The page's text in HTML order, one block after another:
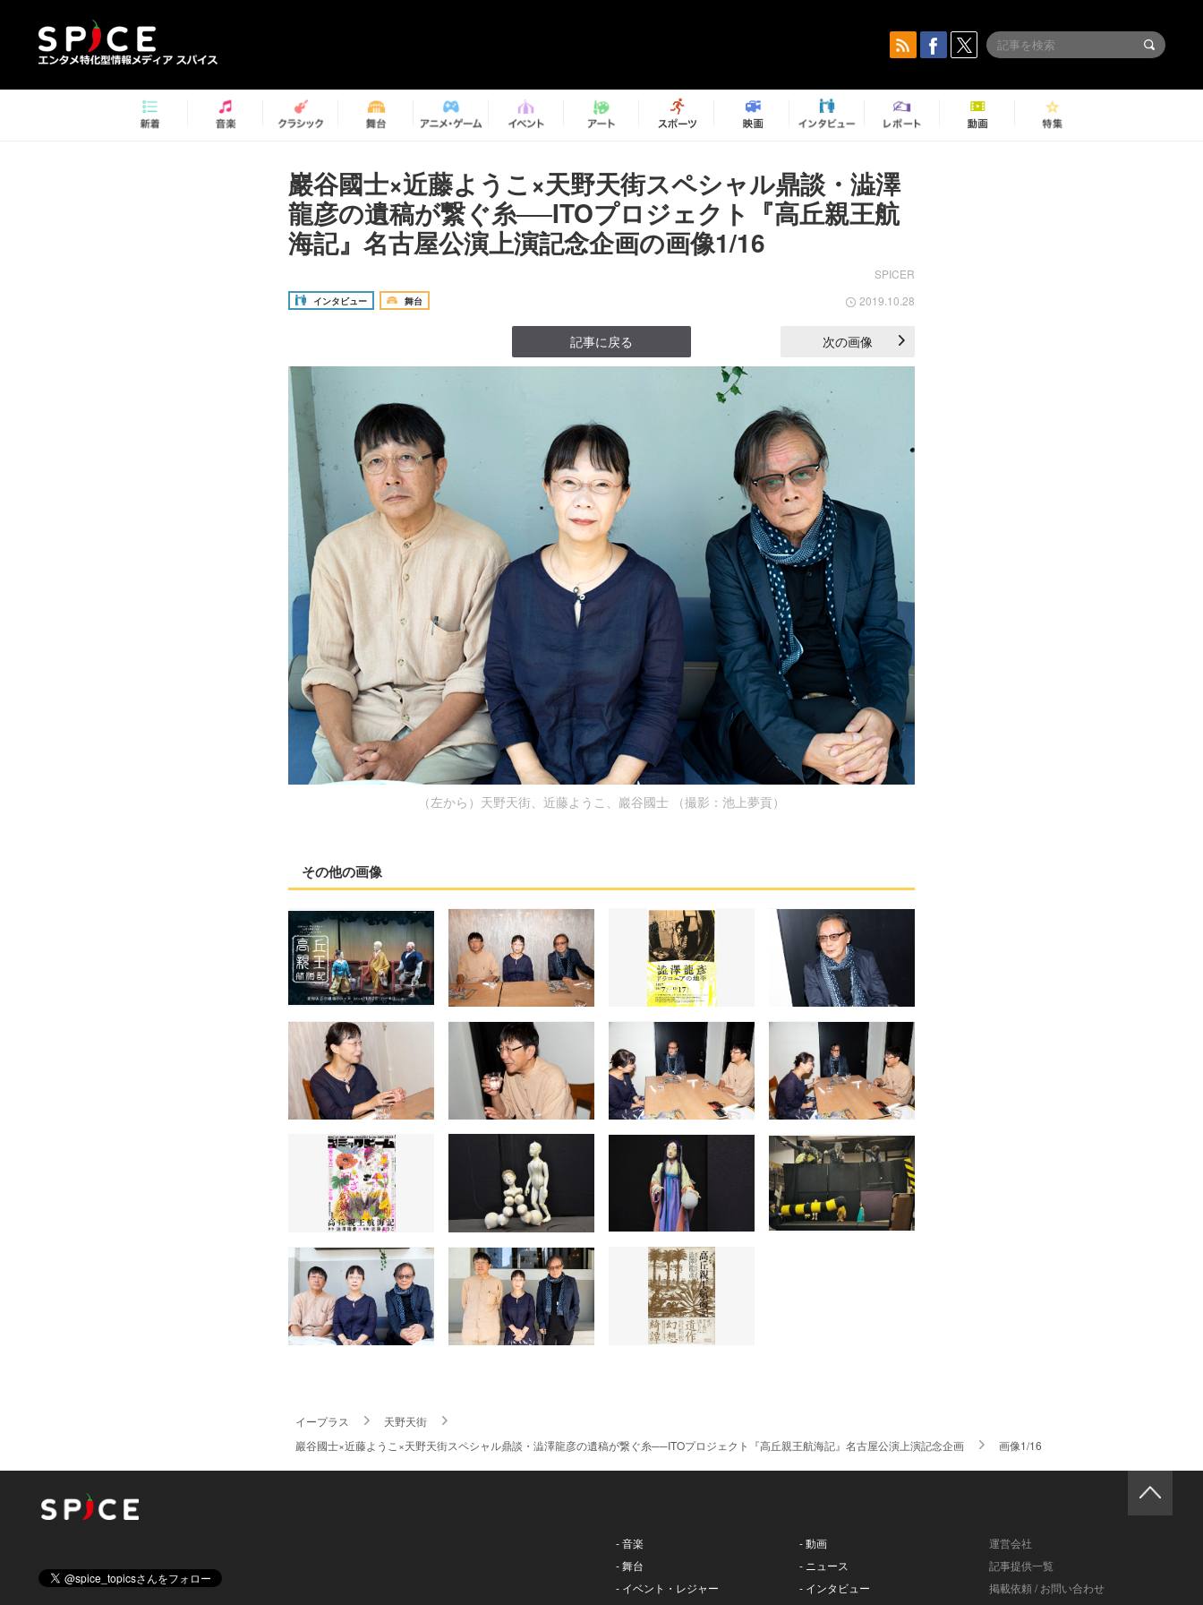
巖谷國士×近藤ようこ×天野天街スペシャル鼎談・澁澤
龍彦の遺稿が繋ぐ糸──ITOプロジェクト『高丘親王航
海記』名古屋公演上演記念企画の画像1/16
SPICER
インタビュー 舞台 2019.10.28
記事に戻る 次の画像
（左から）天野天街、近藤ようこ、巖谷國士 （撮影：池上夢貢）
その他の画像
イープラス
天野天街
巖谷國士×近藤ようこ×天野天街スペシャル鼎談・澁澤龍彦の遺稿が繋ぐ糸──ITOプロジェクト『高丘親王航海記』名古屋公演上演記念企画
画像1/16
- 音楽
- 舞台
- イベント・レジャー
- 動画
- ニュース
- インタビュー
運営会社
記事提供一覧
掲載依頼 / お問い合わせ